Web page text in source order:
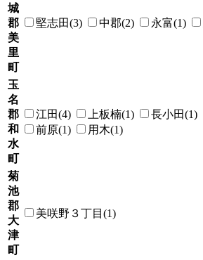
城
郡
美
里
町
堅志田(3) 中郡(2) 永富(1)
玉
名
郡
和
水
町
江田(4) 上板楠(1) 長小田(1)
前原(1)
用木(1)
菊
池
郡
大
津
町
美咲野３丁目(1)